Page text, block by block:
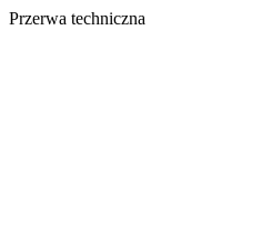
Przerwa techniczna